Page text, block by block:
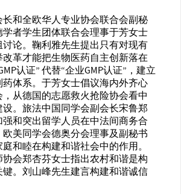
和全欧华人专业协会联合会副秘
者学生团体联合会理事于芳女士
论。鞠利雅先生提出只有对现有
革才能把生物医药自主创新落在
认证” 代替“企业GMP认证”，建立
体系。于芳女士倡议海内外齐心
从德国的志愿救火抢险协会看中
设。旅法中国同学会副会长宋鲁郑
和突出留学人员在中法间商务合
美同学会德奥分会理事及副秘书
和睦在构建和谐社会中的作用。
会郑杏芬女士指出农村和谐是构
。刘山峰先生建言构建和谐诚信